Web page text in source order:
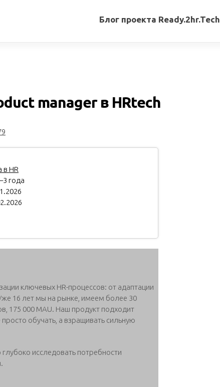
Блог проекта Ready.2hr.Tech
Авторские
manager в HRtech
в HR
года
ключевых HR-процессов: от адаптации
16 лет мы на рынке, имеем более 30
175 000 MAU. Наш продукт подходит
обучать, а взращивать сильную
исследовать потребности